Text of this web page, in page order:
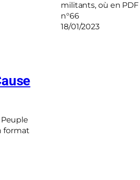
militants, où en
n°66
18/01/2023
format